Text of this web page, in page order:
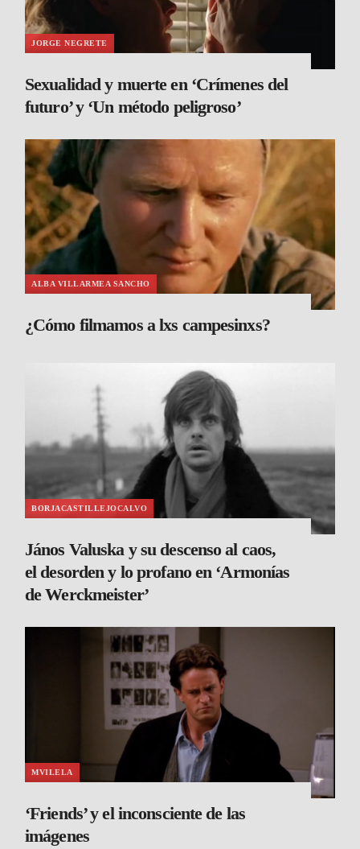
JORGE NEGRETE
Sexualidad y muerte en ‘Crímenes del
futuro’ y ‘Un método peligroso’
ALBA VILLARMEA SANCHO
¿Cómo filmamos a lxs campesinxs?
BORJACASTILLEJOCALVO
János Valuska y su descenso al caos,
el desorden y lo profano en ‘Armonías
de Werckmeister’
MVILELA
‘Friends’ y el inconsciente de las
imágenes